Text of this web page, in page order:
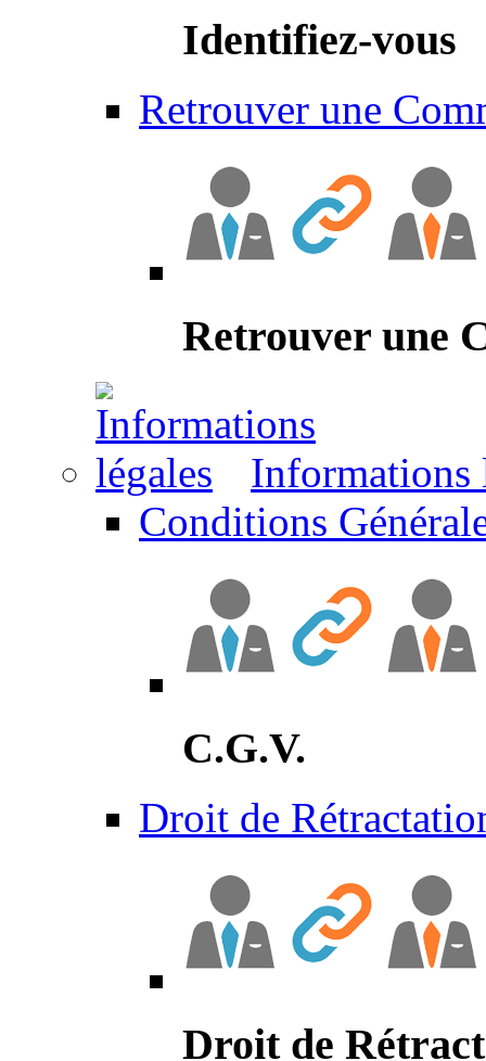
Identifiez-vous
Retrouver une
Retrouver une
Informations
Conditions
C.G.V.
Droit de
Droit de